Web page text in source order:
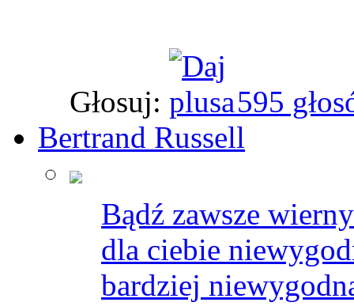
Głosuj:
595
Bertrand Russell
Bądź zawsze
dla ciebie
bardziej